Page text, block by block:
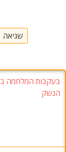
שגיאה
בעקבות המלחמה
הנשק